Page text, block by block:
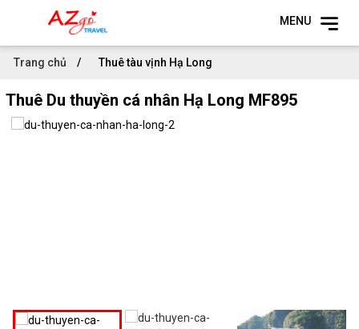
MENU
Trang chủ Thuê tàu vịnh Hạ Long
Thuê Du thuyền cá nhân Hạ Long MF895